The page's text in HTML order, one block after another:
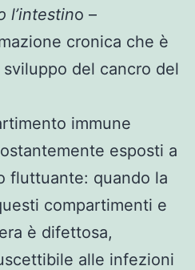
l’intestino –
cronica che è
del cancro del
immune
esposti a
fluttuante: quando la
compartimenti e
è difettosa,
alle infezioni